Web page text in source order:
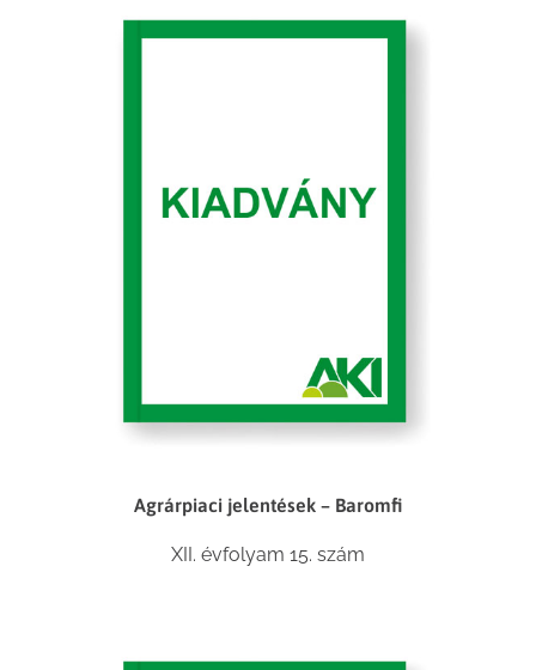
Agrárpiaci jelentések – Baromfi
XII. évfolyam 15. szám